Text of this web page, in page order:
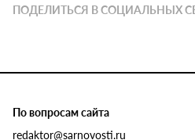
ПОДЕЛИТЬСЯ В СОЦИАЛЬНЫХ
По вопросам сайта
redaktor@sarnovosti.ru